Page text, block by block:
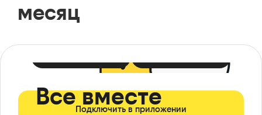
месяц
Все вместе
Подключить в приложении